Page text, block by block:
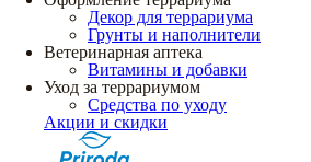
Декор для террариума
Грунты и наполнители
Ветеринарная аптека
Витамины и добавки
Уход за террариумом
Средства по уходу
Акции и скидки